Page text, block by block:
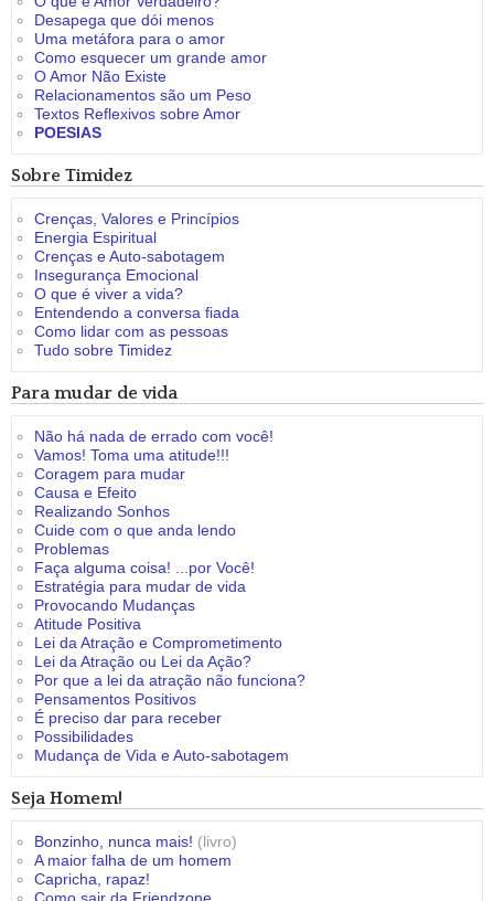
Desapega que dói menos
Uma metáfora para o amor
Como esquecer um grande amor
O Amor Não Existe
Relacionamentos são um Peso
Textos Reflexivos sobre Amor
POESIAS
Sobre Timidez
Crenças, Valores e Princípios
Energia Espiritual
Crenças e Auto-sabotagem
Insegurança Emocional
O que é viver a vida?
Entendendo a conversa fiada
Como lidar com as pessoas
Tudo sobre Timidez
Para mudar de vida
Não há nada de errado com você!
Vamos! Toma uma atitude!!!
Coragem para mudar
Causa e Efeito
Realizando Sonhos
Cuide com o que anda lendo
Problemas
Faça alguma coisa! ...por Você!
Estratégia para mudar de vida
Provocando Mudanças
Atitude Positiva
Lei da Atração e Comprometimento
Lei da Atração ou Lei da Ação?
Por que a lei da atração não funciona?
Pensamentos Positivos
É preciso dar para receber
Possibilidades
Mudança de Vida e Auto-sabotagem
Seja Homem!
Bonzinho, nunca mais! (livro)
A maior falha de um homem
Capricha, rapaz!